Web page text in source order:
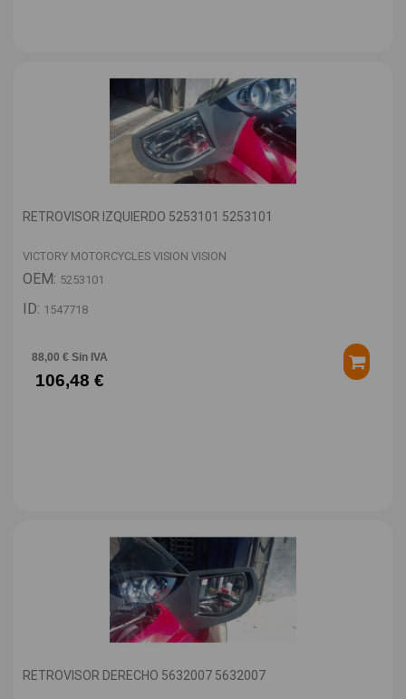
RETROVISOR IZQUIERDO 5253101 5253101
VICTORY MOTORCYCLES VISION VISION
OEM: 5253101
ID: 1547718
88,00 € Sin IVA
106,48 €
RETROVISOR DERECHO 5632007 5632007